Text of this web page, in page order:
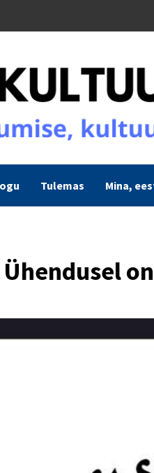
Tulemas Mina,